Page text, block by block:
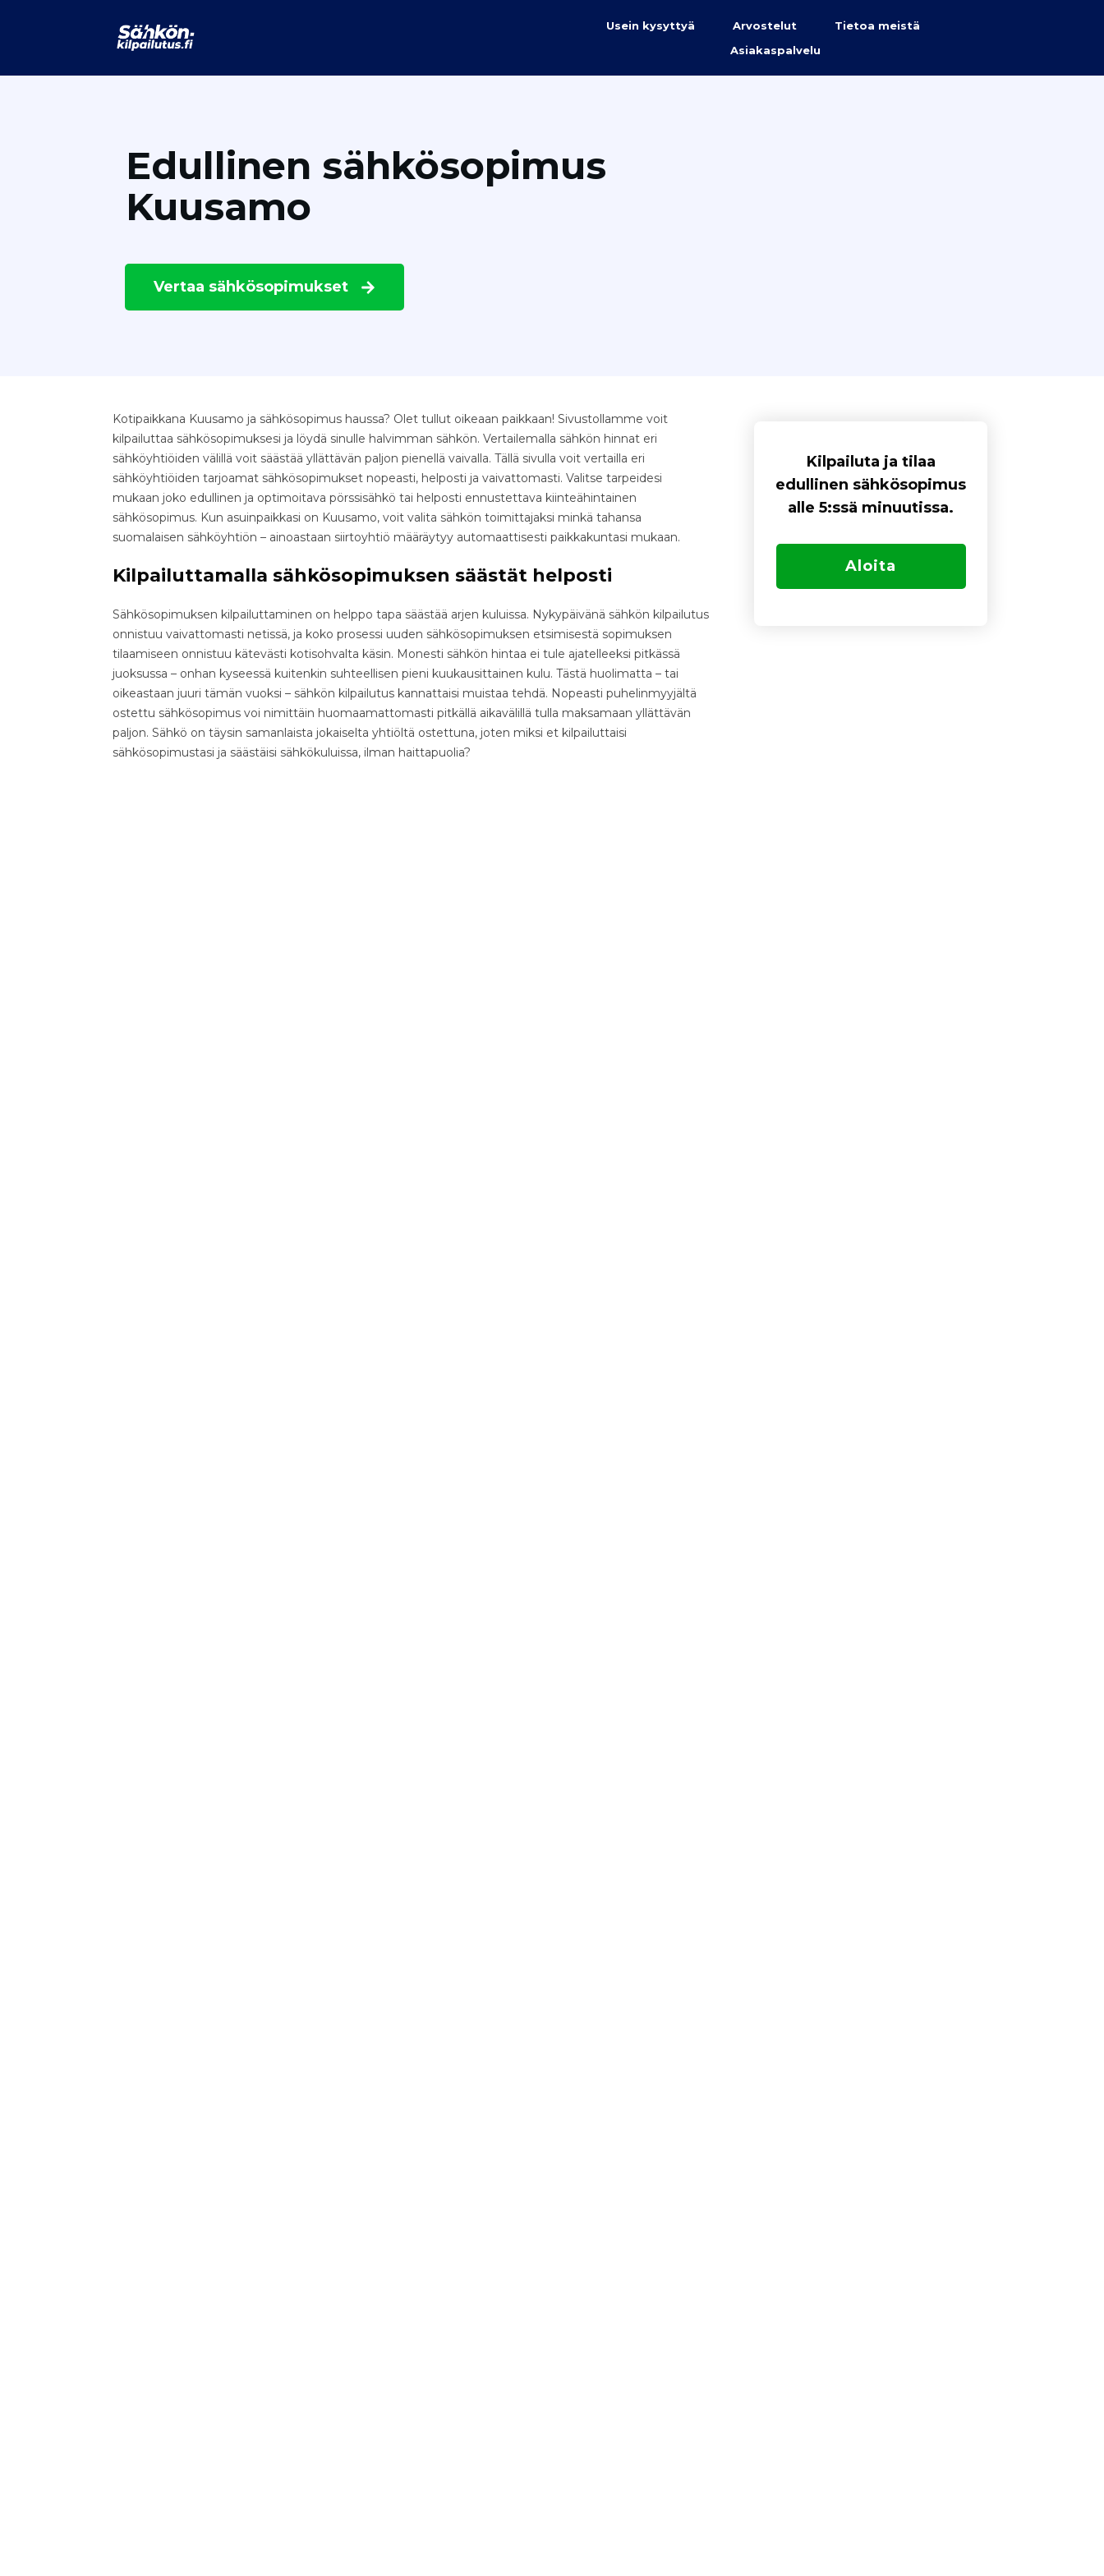
Usein kysyttyä Arvostelut
Tietoa meistä
Asiakaspalvelu
Edullinen sähkösopimus
Kuusamo
Vertaa sähkösopimukset
Kotipaikkana Kuusamo ja sähkösopimus haussa? Olet tullut oikeaan paikkaan! Sivustollamme voit
kilpailuttaa sähkösopimuksesi ja löydä sinulle halvimman sähkön. Vertailemalla sähkön hinnat eri
sähköyhtiöiden välillä voit säästää yllättävän paljon pienellä vaivalla. Tällä sivulla voit vertailla eri
sähköyhtiöiden tarjoamat sähkösopimukset nopeasti, helposti ja vaivattomasti. Valitse tarpeidesi
mukaan joko edullinen ja optimoitava pörssisähkö tai helposti ennustettava kiinteähintainen
sähkösopimus. Kun asuinpaikkasi on Kuusamo, voit valita sähkön toimittajaksi minkä tahansa
suomalaisen sähköyhtiön – ainoastaan siirtoyhtiö määräytyy automaattisesti paikkakuntasi mukaan.
Kilpailuttamalla sähkösopimuksen säästät helposti
Sähkösopimuksen kilpailuttaminen on helppo tapa säästää arjen kuluissa. Nykypäivänä sähkön kilpailutus
onnistuu vaivattomasti netissä, ja koko prosessi uuden sähkösopimuksen etsimisestä sopimuksen
tilaamiseen onnistuu kätevästi kotisohvalta käsin. Monesti sähkön hintaa ei tule ajatelleeksi pitkässä
juoksussa – onhan kyseessä kuitenkin suhteellisen pieni kuukausittainen kulu. Tästä huolimatta – tai
oikeastaan juuri tämän vuoksi – sähkön kilpailutus kannattaisi muistaa tehdä. Nopeasti puhelinmyyjältä
ostettu sähkösopimus voi nimittäin huomaamattomasti pitkällä aikavälillä tulla maksamaan yllättävän
paljon. Sähkö on täysin samanlaista jokaiselta yhtiöltä ostettuna, joten miksi et kilpailuttaisi
sähkösopimustasi ja säästäisi sähkökuluissa, ilman haittapuolia?
Kilpailuta ja tilaa
edullinen sähkösopimus
alle 5:ssä minuutissa.
Aloita